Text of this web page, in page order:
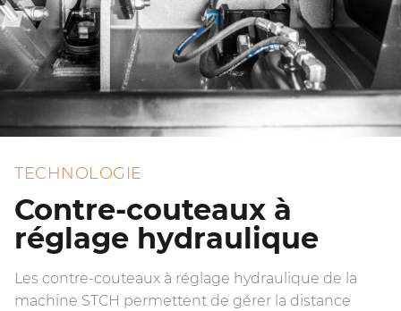
TECHNOLOGIE
Contre-couteaux à
réglage hydraulique
Les contre-couteaux à réglage hydraulique de la
machine STCH permettent de gérer la distance